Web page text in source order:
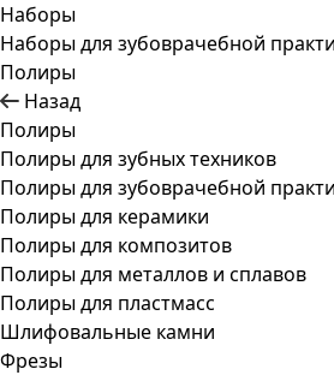
Наборы
Наборы для зубоврачебной
Полиры
Назад
Полиры
Полиры для зубных техников
Полиры для зубоврачебной
Полиры для керамики
Полиры для композитов
Полиры для металлов и сплавов
Полиры для пластмасс
Шлифовальные камни
Фрезы